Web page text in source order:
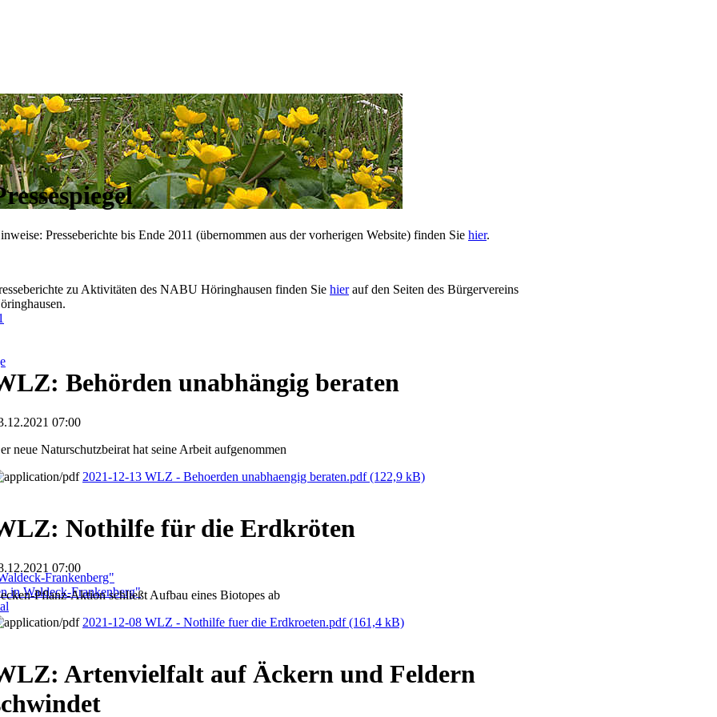
Frankenberg"
in Waldeck-Frankenberg"
Presseberichte bis Ende 2011 (übernommen aus der vorherigen Website) finden Sie hier.
zu Aktivitäten des NABU Höringhausen finden Sie hierauf den Seiten des Bürgervereins
Behörden unabhängig beraten
07:00
neue Naturschutzbeirat hat seine Arbeit aufgenommen
2021-12-13 WLZ - Behoerden unabhaengig beraten.pdf(122,9 kB)
Nothilfe für die Erdkröten
07:00
Pflanz-Aktion schließt Aufbau eines Biotopes ab
2021-12-08 WLZ - Nothilfe fuer die Erdkroeten.pdf(161,4 kB)
Artenvielfalt auf Äckern und Feldern